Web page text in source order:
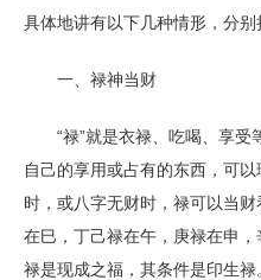
具体地讲有以下几种情形，分别
一、禄神当财
“禄”就是衣禄、吃喝、享受
自己的享用或占有的东西，可
时，或八字无财时，禄可以当
在巳，丁己禄在午，庚禄在申，
禄是现成之福，其条件是印生